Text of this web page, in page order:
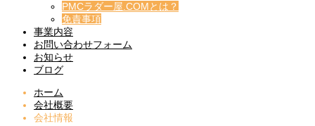
PMCラダー屋.COMとは？
免責事項
事業内容
お問い合わせフォーム
お知らせ
ブログ
ホーム
会社概要
会社情報